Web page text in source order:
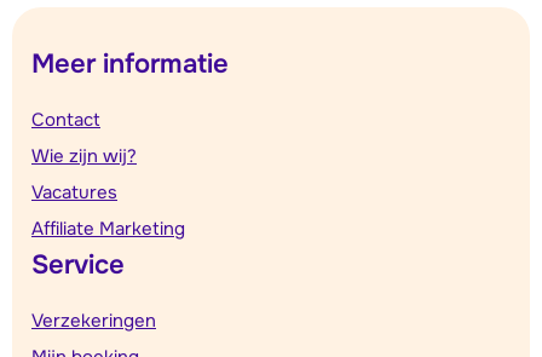
Meer informatie
Contact
Wie zijn wij?
Vacatures
Affiliate Marketing
Service
Verzekeringen